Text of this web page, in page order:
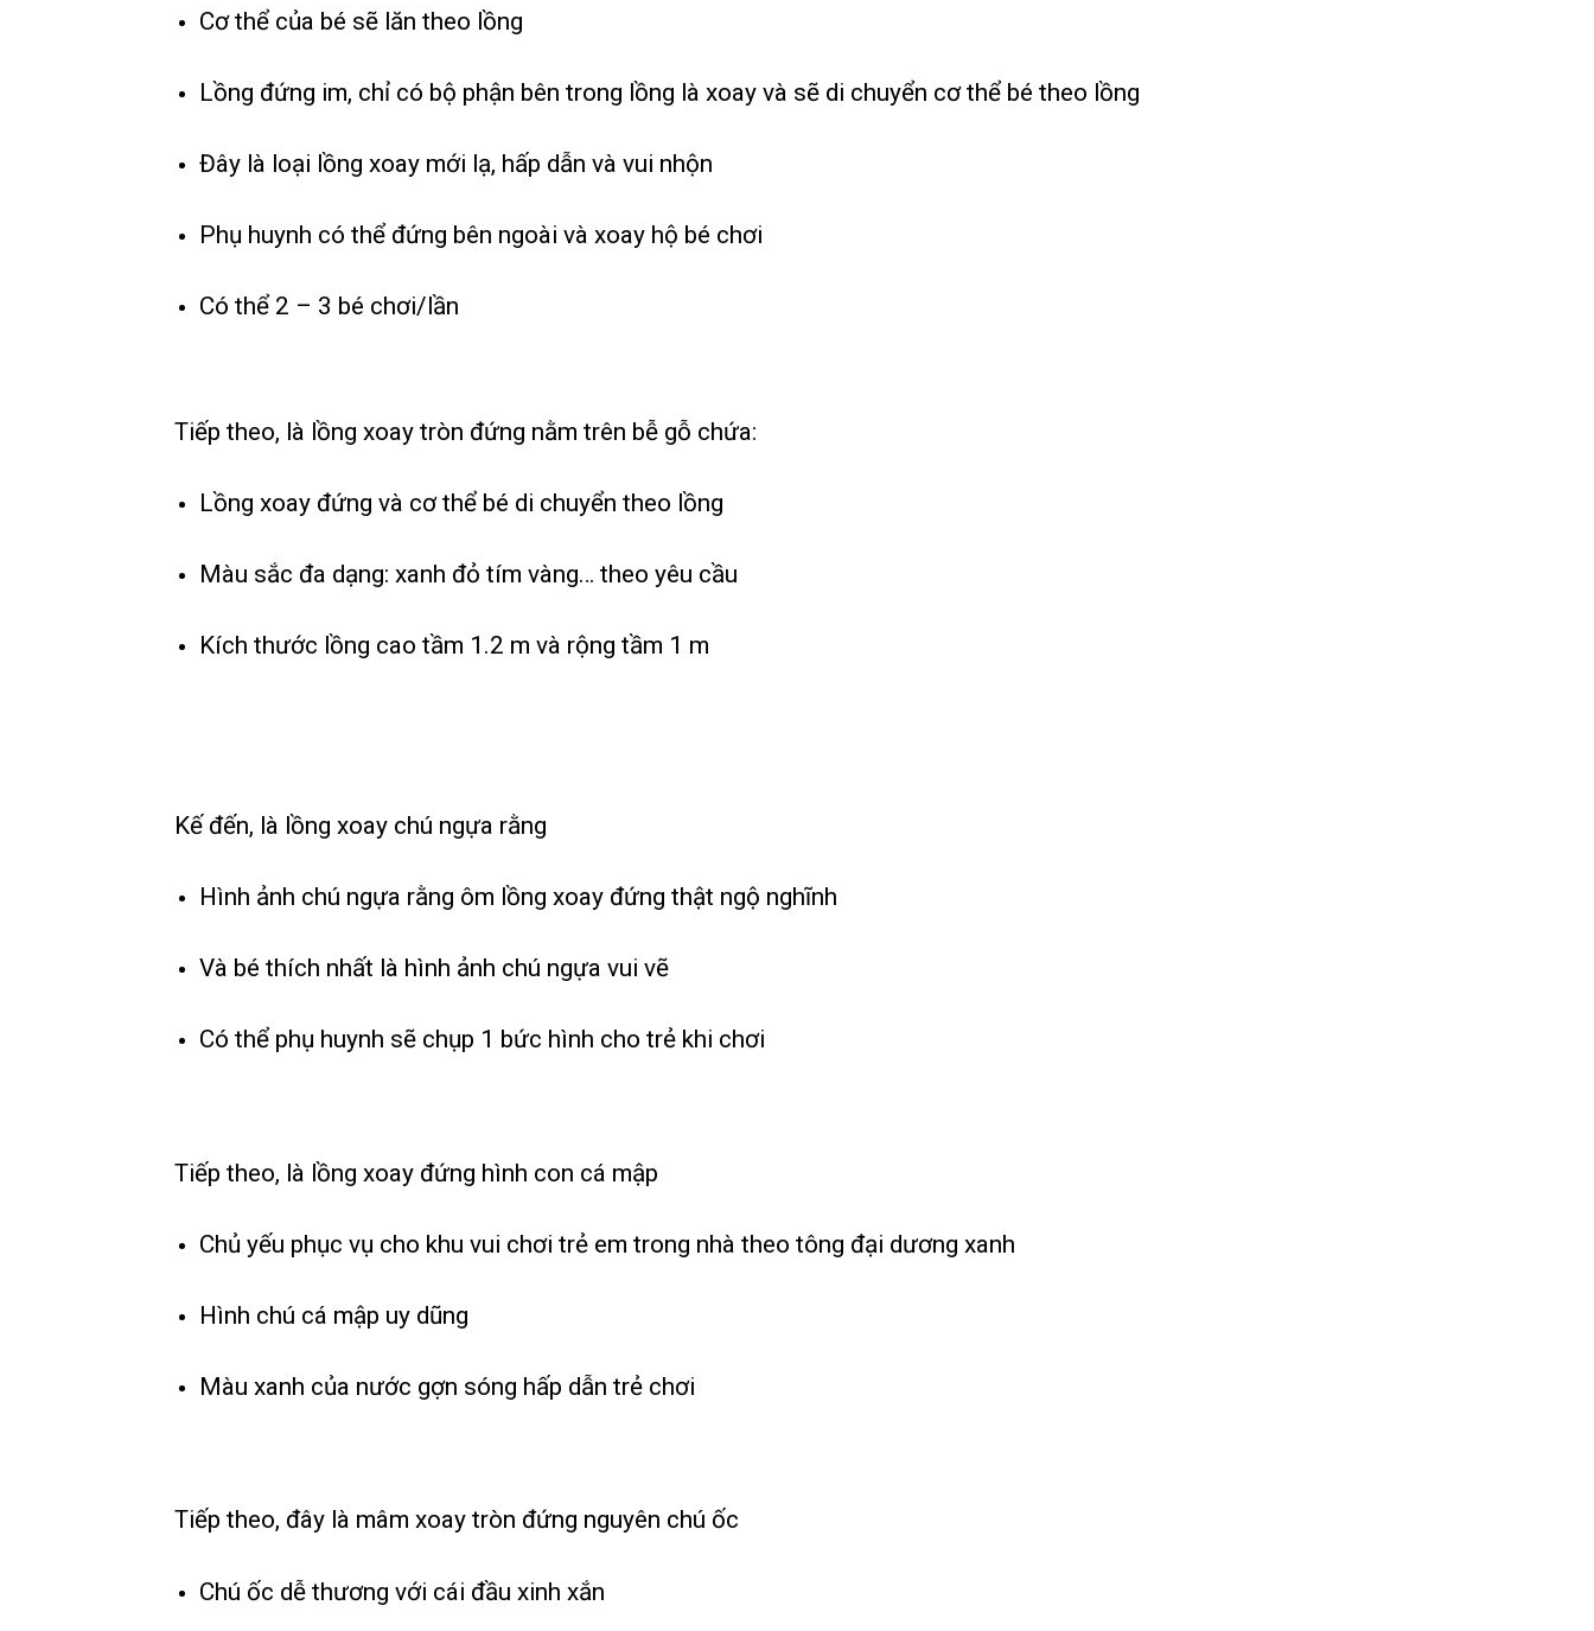
Cơ thể của bé sẽ lăn theo lồng
Lồng đứng im, chỉ có bộ phận bên trong lồng là xoay và sẽ di chuyển cơ thể bé theo lồng
Đây là loại lồng xoay mới lạ, hấp dẫn và vui nhộn
Phụ huynh có thể đứng bên ngoài và xoay hộ bé chơi
Có thể 2 – 3 bé chơi/lần
Tiếp theo, là lồng xoay tròn đứng nằm trên bễ gỗ chứa:
Lồng xoay đứng và cơ thể bé di chuyển theo lồng
Màu sắc đa dạng: xanh đỏ tím vàng… theo yêu cầu
Kích thước lồng cao tầm 1.2 m và rộng tầm 1 m
Kế đến, là lồng xoay chú ngựa rằng
Hình ảnh chú ngựa rằng ôm lồng xoay đứng thật ngộ nghĩnh
Và bé thích nhất là hình ảnh chú ngựa vui vẽ
Có thể phụ huynh sẽ chụp 1 bức hình cho trẻ khi chơi
Tiếp theo, là lồng xoay đứng hình con cá mập
Chủ yếu phục vụ cho khu vui chơi trẻ em trong nhà theo tông đại dương xanh
Hình chú cá mập uy dũng
Màu xanh của nước gợn sóng hấp dẫn trẻ chơi
Tiếp theo, đây là mâm xoay tròn đứng nguyên chú ốc
Chú ốc dễ thương với cái đầu xinh xắn